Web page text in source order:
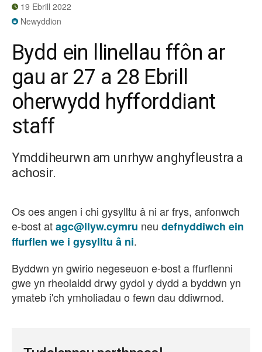
19 Ebrill 2022
Newyddion
Bydd ein llinellau ffôn ar
gau ar 27 a 28 Ebrill
oherwydd hyfforddiant
staff
Ymddiheurwn am unrhyw anghyfleustra a
achosir.
Os oes angen i chi gysylltu â ni ar frys, anfonwch
e-bost atagc@llyw.cymru neu defnyddiwch ein
ffurflen we i gysylltu â ni.
Byddwn yn gwirio negeseuon e-bost a ffurflenni
gwe yn rheolaidd drwy gydol y dydd a byddwn yn
ymateb i'ch ymholiadau o fewn dau ddiwrnod.